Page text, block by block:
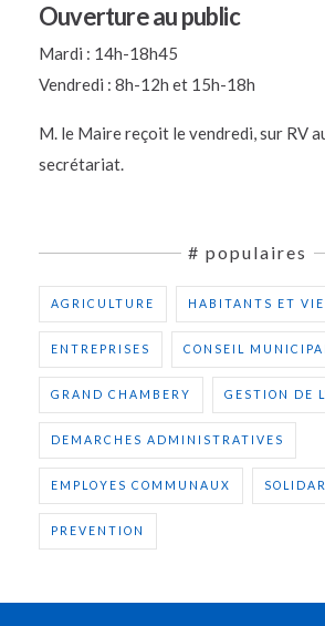
Ouverture au public
Mardi : 14h-18h45
Vendredi : 8h-12h et 15h-18h
M. le Maire reçoit le vendredi, sur RV
secrétariat.
# populaires
AGRICULTURE HABITANTS ET VIE
ENTREPRISES CONSEIL MUNICIPAL
GRAND CHAMBERY GESTION DE
DEMARCHES ADMINISTRATIVES
EMPLOYES COMMUNAUX
PREVENTION